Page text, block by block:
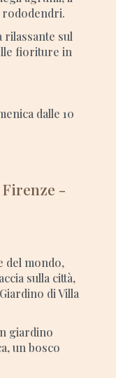
rododendri.
rilassante sul
fioriture in
dalle 10
-
del mondo,
sulla città,
di Villa
giardino
un bosco